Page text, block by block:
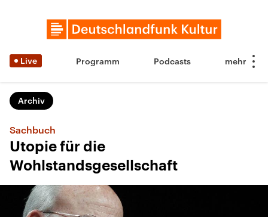
Live Programm Podcasts
Archiv
Sachbuch
Utopie für die
Wohlstandsgesellschaft